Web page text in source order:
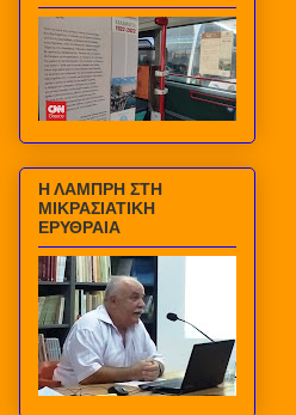
Η ΛΑΜΠΡΗ ΣΤΗ
ΜΙΚΡΑΣΙΑΤΙΚΗ
ΕΡΥΘΡΑΙΑ